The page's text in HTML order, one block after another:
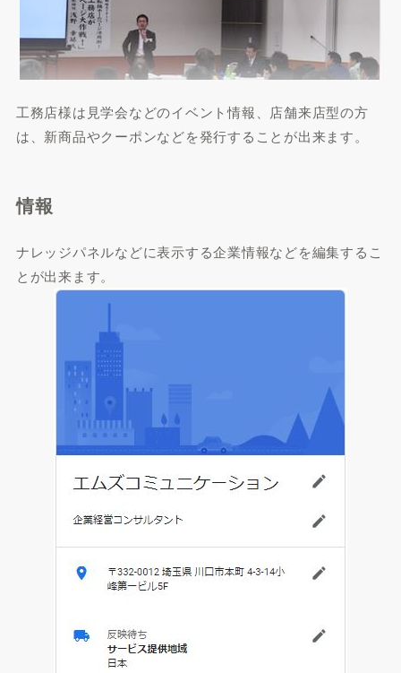
工務店様は見学会などのイベント情報、店舗来店型の方
は、新商品やクーポンなどを発行することが出来ます。
情報
ナレッジパネルなどに表示する企業情報などを編集するこ
とが出来ます。